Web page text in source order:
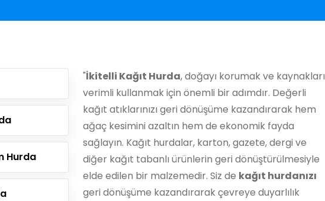
Hurda
"İkitelli Kağıt Hurda, doğayı korumak ve kaynakları
verimli kullanmak için önemli bir adımdır. Değerli
kağıt atıklarınızı geri dönüşüme kazandırarak hem
ağaç kesimini azaltın hem de ekonomik fayda
sağlayın. Kağıt hurdalar, karton, gazete, dergi ve
diğer kağıt tabanlı ürünlerin geri dönüştürülmesiyle
elde edilen bir malzemedir. Siz de kağıt hurdanızı
geri dönüşüme kazandırarak çevreye duyarlılık